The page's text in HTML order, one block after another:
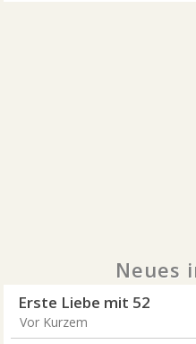
Neues
Erste Liebe mit 52
Vor Kurzem